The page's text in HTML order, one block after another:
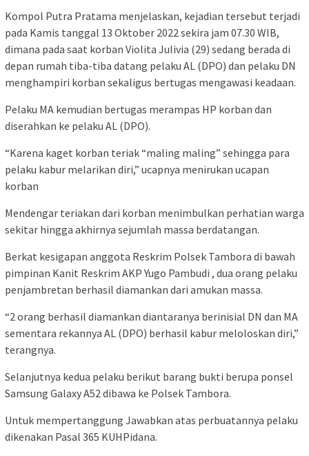
Kompol Putra Pratama menjelaskan, kejadian tersebut terjadi
pada Kamis tanggal 13 Oktober 2022 sekira jam 07.30 WIB,
dimana pada saat korban Violita Julivia (29) sedang berada di
depan rumah tiba-tiba datang pelaku AL (DPO) dan pelaku DN
menghampiri korban sekaligus bertugas mengawasi keadaan.
Pelaku MA kemudian bertugas merampas HP korban dan
diserahkan ke pelaku AL (DPO).
“Karena kaget korban teriak “maling maling” sehingga para
pelaku kabur melarikan diri,” ucapnya menirukan ucapan
korban
Mendengar teriakan dari korban menimbulkan perhatian warga
sekitar hingga akhirnya sejumlah massa berdatangan.
Berkat kesigapan anggota Reskrim Polsek Tambora di bawah
pimpinan Kanit Reskrim AKP Yugo Pambudi , dua orang pelaku
penjambretan berhasil diamankan dari amukan massa.
“2 orang berhasil diamankan diantaranya berinisial DN dan MA
sementara rekannya AL (DPO) berhasil kabur meloloskan diri,”
terangnya.
Selanjutnya kedua pelaku berikut barang bukti berupa ponsel
Samsung Galaxy A52 dibawa ke Polsek Tambora.
Untuk mempertanggung Jawabkan atas perbuatannya pelaku
dikenakan Pasal 365 KUHPidana.